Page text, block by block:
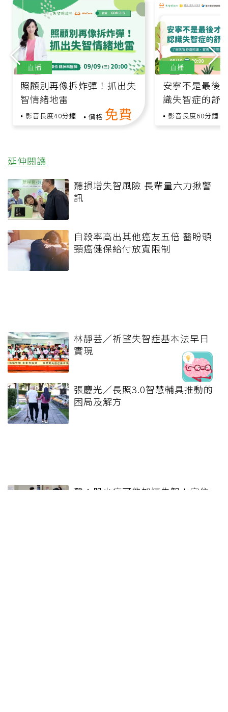
照顧別再像拆炸彈！抓出失
智情緒地雷
影音長度40分鐘 價格 免費
直播
安寧不是最後
識失智症的舒
影音長度60分鐘
直播
延伸閱讀
聽損增失智風險 長輩量六力揪警
訊
自殺率高出其他癌友五倍 醫盼頭
頸癌健保給付放寬限制
林靜芸／祈望失智症基本法早日
實現
張慶光／長照3.0智慧輔具推動的
困局及解方
醫：肌少症可能加速失智！守住